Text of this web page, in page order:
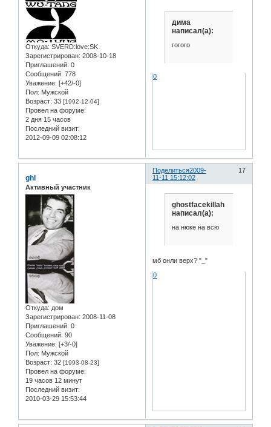
Откуда: SVERD:love:SK
Зарегистрирован: 2008-10-18
Приглашений: 0
Сообщений: 778
Уважение: [+42/-0]
Пол: Мужской
Возраст: 33 [1992-12-04]
Провел на форуме:
2 дня 15 часов
Последний визит:
2012-09-09 02:08:12
дима
написал(а):
гогого
0
Поделиться 17
2009-
11-11 15:12:02
ghl
Активный участник
Откуда: дом
Зарегистрирован: 2008-11-08
Приглашений: 0
Сообщений: 90
Уважение: [+3/-0]
Пол: Мужской
Возраст: 32 [1993-08-23]
Провел на форуме:
19 часов 12 минут
Последний визит:
2010-03-29 15:53:44
ghostfacekillah
написал(а):
на нюке на всю
мб онли верх? "_"
0